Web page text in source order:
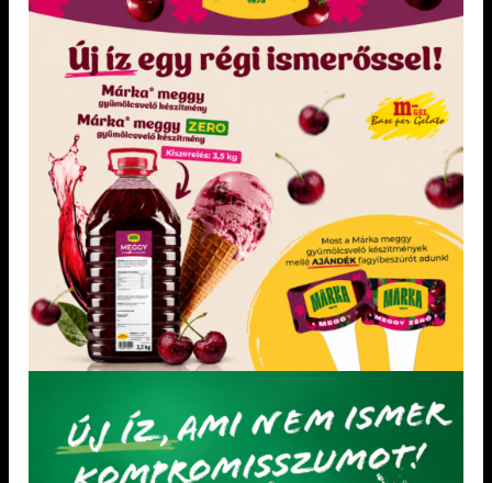
KEDVENCEM!
HAGYOMÁNYOS VARIEGATOK
Kecskeméti darabos sárgabarack
öntet 1 kg
Fagylaltok variegálására, desszertek
díszítésére és ízesítésére.
KEDVENCEM!
KEDVENCEM!
DIA-WELLNESS ÉS MENTES FAGYLALTALAPANYAGOK
„mentes” sárgabarack variegato 1,2
kg
Fagylaltok variegálására, desszertek
díszítésére és ízesítésére. Hozzáadottcukor
nélkül; tejmentes; gluténmentes
Édesítőszerrel Természetes módon
előforduló cukrokat tartalmaz
KEDVENCEM!